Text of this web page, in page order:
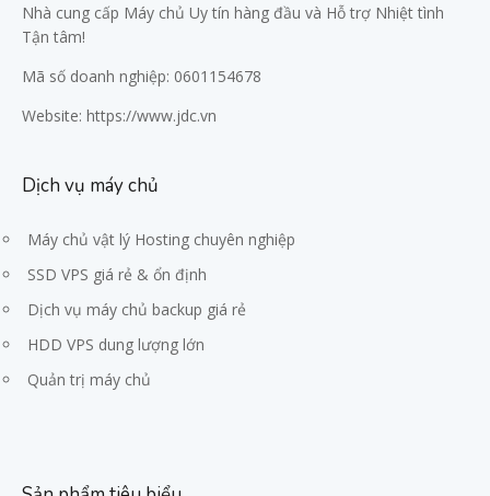
Nhà cung cấp Máy chủ Uy tín hàng đầu và Hỗ trợ Nhiệt tình
Tận tâm!
Mã số doanh nghiệp: 0601154678
Website: https://www.jdc.vn
Dịch vụ máy chủ
Máy chủ vật lý Hosting chuyên nghiệp
SSD VPS giá rẻ & ổn định
Dịch vụ máy chủ backup giá rẻ
HDD VPS dung lượng lớn
Quản trị máy chủ